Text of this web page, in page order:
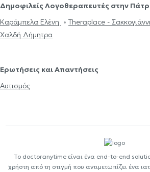
Δημοφιλείς Λογοθεραπευτές στην
Καράμπελα Ελένη
Theraplace -
Χαλδή Δήμητρα
Ερωτήσεις και Απαντήσεις
Αυτισμός
Το doctoranytime είναι ένα end-to-end
χρήστη από τη στιγμή που αντιμετωπίζει ένα